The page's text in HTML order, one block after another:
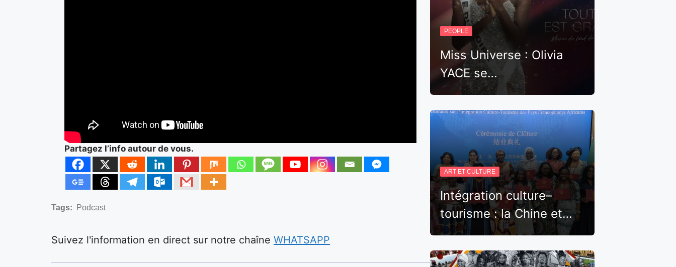
Partagez l’info autour de vous.
Tags: Podcast
Suivez l'information en direct sur notre chaîne WHATSAPP
PEOPLE
Miss Universe : Olivia
YACE se…
ART ET CULTURE
Intégration culture–
tourisme : la Chine et…